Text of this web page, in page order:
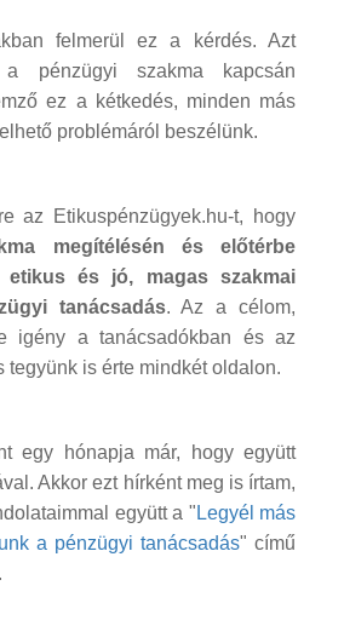
felmerül ez a kérdés. Azt
pénzügyi szakma kapcsán
ez a kétkedés, minden más
problémáról beszélünk.
az Etikuspénzügyek.hu-t, hogy
megítélésén és előtérbe
etikus és jó, magas szakmai
tanácsadás. Az a célom,
igény a tanácsadókban és az
tegyünk is érte mindkét oldalon.
egy hónapja már, hogy együtt
Akkor ezt hírként meg is írtam,
együtt a " Legyél más
a pénzügyi tanácsadás" című